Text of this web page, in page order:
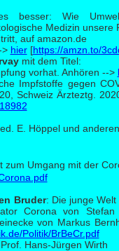
besser: Wie
Medizin unsere
auf amazon.de
> hier[https://amzn.to/
mit dem Titel:
vorhat. Anhören -->
Impfstoffe gegen
Schweiz Ärzteztg.
E. Höppel und
zum Umgang mit der
Bruder: Die junge
Corona von
von Markus
Politik/BrBeCr.pdf
Hans-Jürgen Wirth